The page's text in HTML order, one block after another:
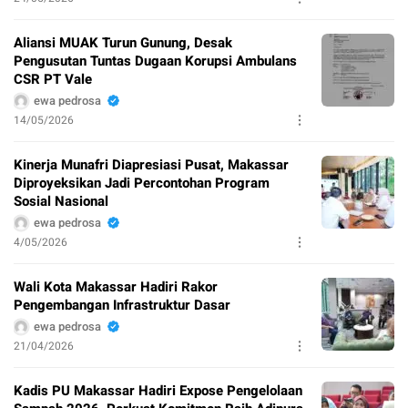
Aliansi MUAK Turun Gunung, Desak
Pengusutan Tuntas Dugaan Korupsi Ambulans
CSR PT Vale
ewa pedrosa
14/05/2026
Kinerja Munafri Diapresiasi Pusat, Makassar
Diproyeksikan Jadi Percontohan Program
Sosial Nasional
ewa pedrosa
4/05/2026
Wali Kota Makassar Hadiri Rakor
Pengembangan Infrastruktur Dasar
ewa pedrosa
21/04/2026
Kadis PU Makassar Hadiri Expose Pengelolaan